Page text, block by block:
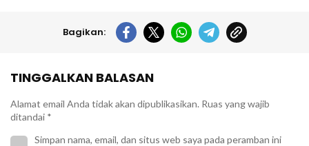
Bagikan:
TINGGALKAN BALASAN
Alamat email Anda tidak akan dipublikasikan. Ruas yang wajib
ditandai *
Simpan nama, email, dan situs web saya pada peramban ini